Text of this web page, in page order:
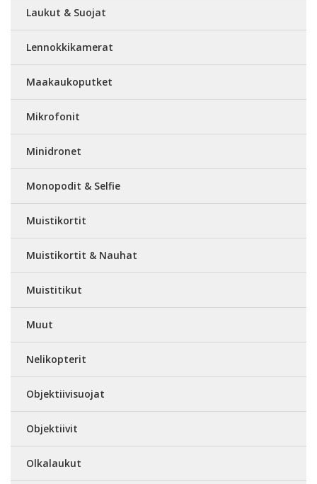
Laukut & Suojat
Lennokkikamerat
Maakaukoputket
Mikrofonit
Minidronet
Monopodit & Selfie
Muistikortit
Muistikortit & Nauhat
Muistitikut
Muut
Nelikopterit
Objektiivisuojat
Objektiivit
Olkalaukut